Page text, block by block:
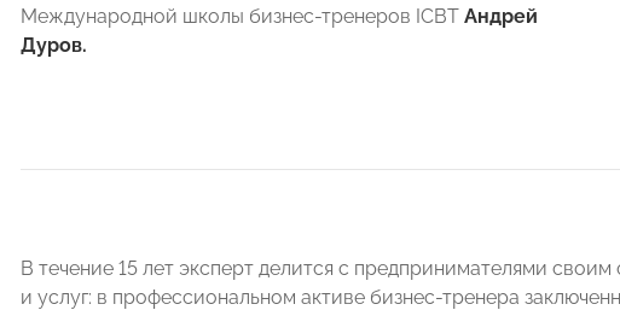
Международной школы бизнес-тренеров ICBT Андрей
Дуров.
В течение 15 лет эксперт делится с предпринимателями
и услуг: в профессиональном активе бизнес-тренера